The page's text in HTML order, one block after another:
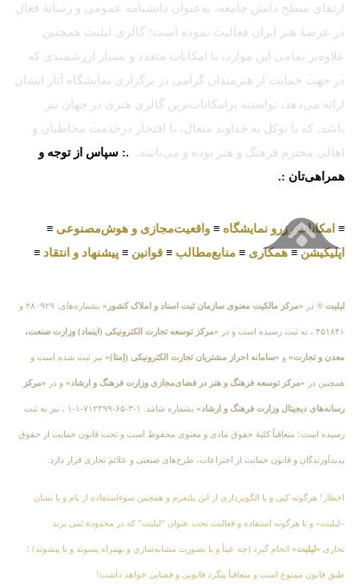
ارتقای سطح دانش جامعه، به‌عنوان دانشنامه عمومی و رسانهٔ فعال
در عرصهٔ هنر ایران فعالیت نموده است؛ گالری لیلیت همچنین
علاوه‌بر تمامی این موارد، با امکانات متعدد و بسیار ارزشمندی که
در جهت حمایت از هنرمندان گرامی در برگزاری نمایشگاه آثار ایشان
ارائه می‌دهد، توانسته پرامکانات‌ترین گالری هنری در جهان نیز
باشد، که با توکل به خداوند متعال، با افتخار درخدمت مخاطبان و
اهالی محترم فرهنگ و هنر بوده و می‌باشد. .: سپاس از توجه و
همراهی‌تان :.
≡ امکانات رزرو نمایشگاه ≡ واقعیت‌مجازی و هوش‌مصنوعی ≡
اپلیکیشن≡همکاری ≡ منابع‌مطالب ≡ قوانین ≡ پیشنهاد و انتقاد ≡
لیلیت ® در «مرکز مالکیت معنوی سازمان ثبت اسناد و املاک کشور» بشماره‌های: ۲۸۰۹۲۹ و
۴۵۱۸۴۱ ، به ثبت رسیده است و در «مرکز توسعه تجارت الکترونیکی (اینماد) وزارت صنعت،
معدن و تجارت» و «سامانه احراز مشتریان تجارت الکترونیکی (اِمتا)» نیز ثبت شده است و
همچنین در «مرکز توسعه فرهنگ و هنر در فضای‌مجازی وزارت فرهنگ و ارشاد» و در «مرکز
رسانه‌های دیجیتال وزارت فرهنگ و ارشاد» بشماره شامَد: ۱-۳-۶۵-۷۱۲۳۹۹-۱-۱ ، نیز به ثبت
رسیده است؛ متعاقباً کلیهٔ حقوق مادی و معنوی محفوظ است و تحت قانون حمایت از حقوق
پدیدآورندگان و قانون حمایت از اختراعات، طرح‌های صنعتی و علائم تجاری قرار دارد.
اخطار! هرگونه کپی و یا الگوبرداری از این پلتفرم و همچنین سوءاستفاده از نام و یا نشان
«لیلیت» و یا هرگونه استفاده و فعالیت تحت عنوان “لیلیت” که در محدودهٔ ثبتی برند
تجاری «لیلیت» انجام گیرد (چه عیناً و یا بصورت مشابه‌سازی و بهمراه پسوند و یا پیشوند) ؛
طبق قانون ممنوع است و متعاقباً پیگرد قانونی و قضایی خواهد داشت!